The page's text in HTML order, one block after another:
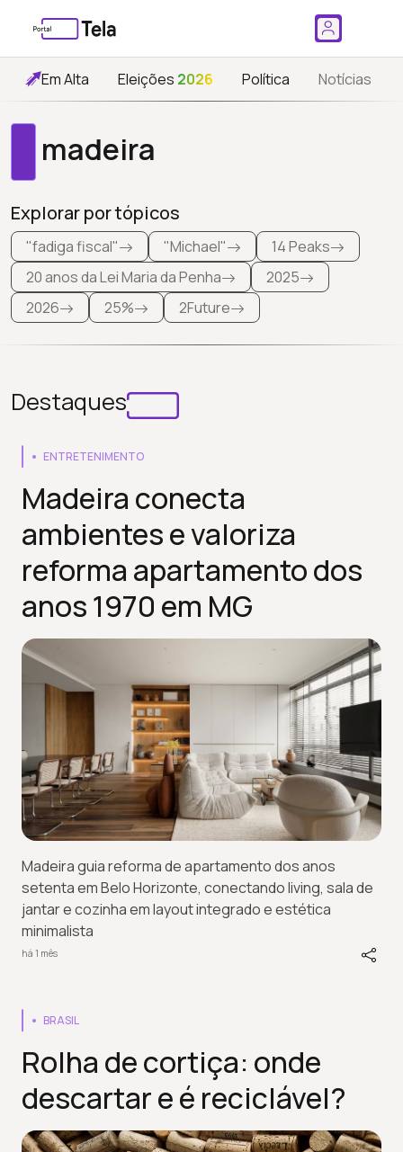
Em Alta Eleições 2026 Política Notícias
madeira
Explorar por tópicos
"fadiga fiscal" "Michael"
14 Peaks
20 anos da Lei Maria da Penha
2025
2026
25% 2Future
Destaques
ENTRETENIMENTO
Madeira conecta
ambientes e valoriza
reforma apartamento dos
anos 1970 em MG
Madeira guia reforma de apartamento dos anos
setenta em Belo Horizonte, conectando living, sala de
jantar e cozinha em layout integrado e estética
minimalista
há 1 mês
BRASIL
Rolha de cortiça: onde
descartar e é reciclável?